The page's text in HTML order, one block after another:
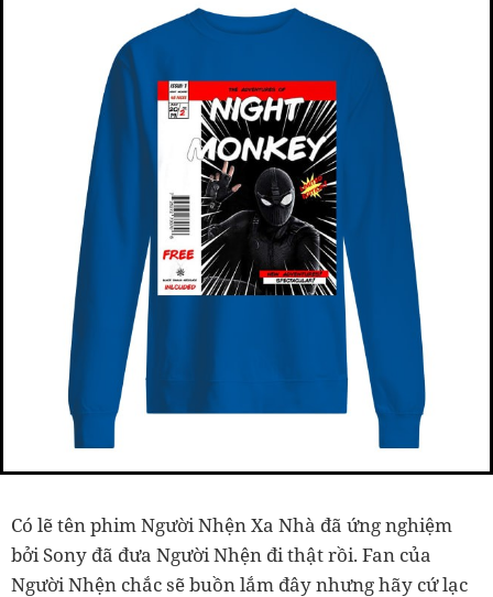
Có lẽ tên phim Người Nhện Xa Nhà đã ứng nghiệm
bởi Sony đã đưa Người Nhện đi thật rồi. Fan của
Người Nhện chắc sẽ buồn lắm đây nhưng hãy cứ lạc